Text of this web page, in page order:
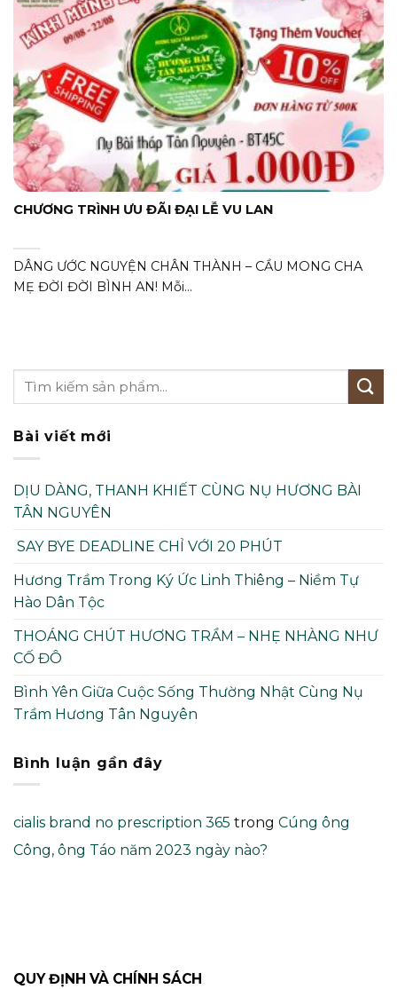
CHƯƠNG TRÌNH ƯU ĐÃI ĐẠI LỄ VU LAN
DÂNG ƯỚC NGUYỆN CHÂN THÀNH – CẦU MONG CHA
MẸ ĐỜI ĐỜI BÌNH AN! Mỗi...
Bài viết mới
DỊU DÀNG, THANH KHIẾT CÙNG NỤ HƯƠNG BÀI
TÂN NGUYÊN
SAY BYE DEADLINE CHỈ VỚI 20 PHÚT
Hương Trầm Trong Ký Ức Linh Thiêng – Niềm Tự
Hào Dân Tộc
THOÁNG CHÚT HƯƠNG TRẦM – NHẸ NHÀNG NHƯ
CỐ ĐÔ
Bình Yên Giữa Cuộc Sống Thường Nhật Cùng Nụ
Trầm Hương Tân Nguyên
Bình luận gần đây
cialis brand no prescription 365 trong Cúng ông
Công, ông Táo năm 2023 ngày nào?
QUY ĐỊNH VÀ CHÍNH SÁCH